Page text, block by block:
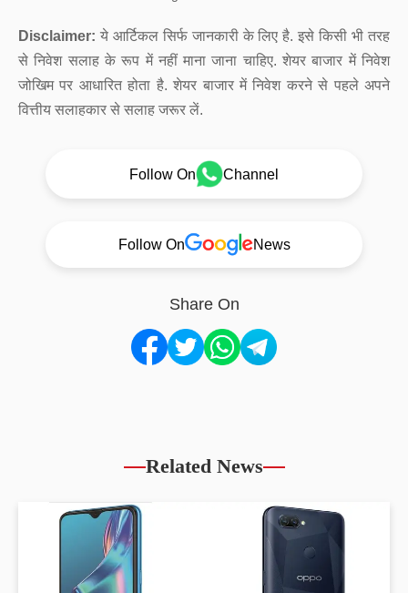
Disclaimer: ये आर्टिकल सिर्फ जानकारी के लिए है. इसे किसी भी तरह
से निवेश सलाह के रूप में नहीं माना जाना चाहिए. शेयर बाजार में निवेश
जोखिम पर आधारित होता है. शेयर बाजार में निवेश करने से पहले अपने
वित्तीय सलाहकार से सलाह जरूर लें.
Follow On Channel
Follow On News
Share On
Related News